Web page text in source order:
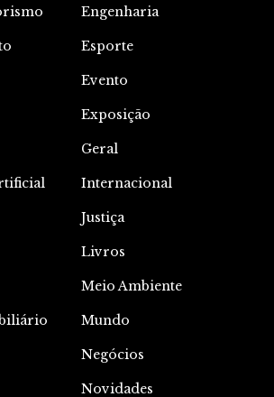
Engenharia
Esporte
Evento
Exposição
Geral
Internacional
Justiça
Livros
Meio Ambiente
Mundo
Negócios
Novidades